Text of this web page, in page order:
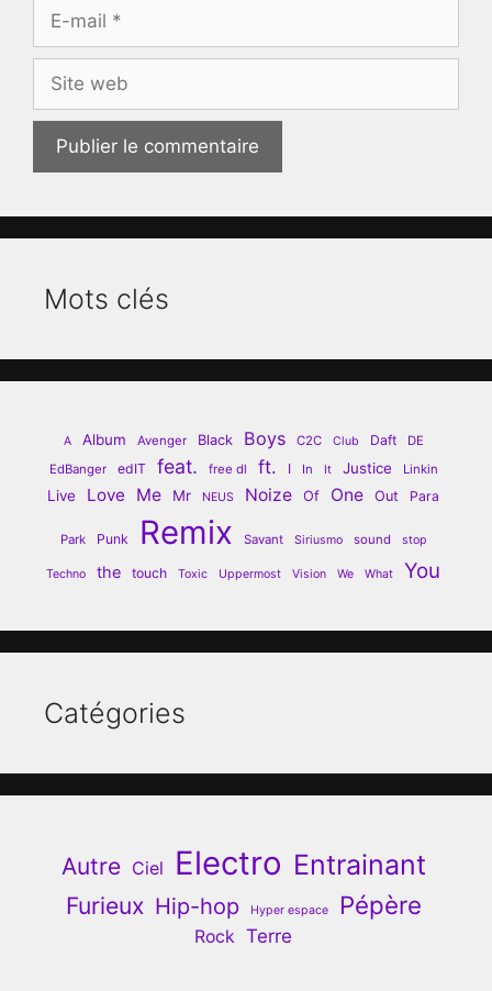
mail
web
Mots clés
A Album Avenger Black Boys C2C Club Daft
DE
EdBanger
edIT feat. free dl ft. I In It Justice Linkin
Live Love Me Mr NEUS Noize Of One Out Para
Park Punk Remix Savant Siriusmo sound stop
Techno the touch Toxic Uppermost Vision We What You
Catégories
Autre Ciel Electro Entrainant
Furieux Hip-hop Hyper espace Pépère
Rock Terre